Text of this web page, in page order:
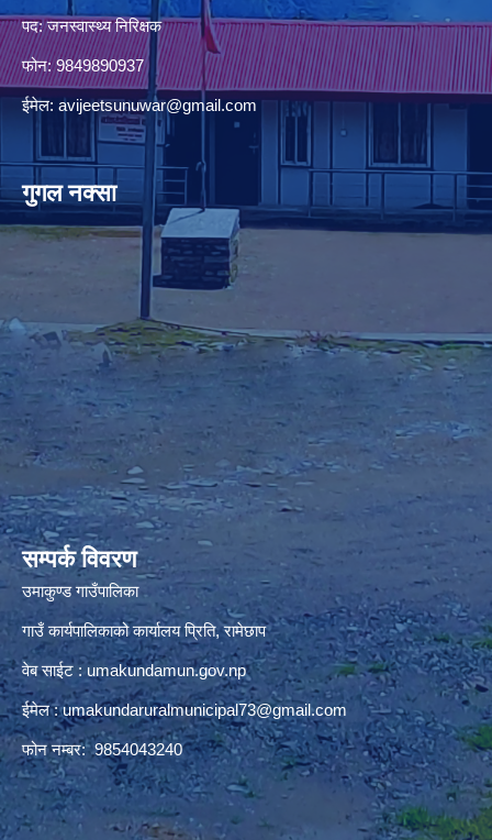
पद: जनस्वास्थ्य निरिक्षक
फोन: 9849890937
ईमेल: avijeetsunuwar@gmail.com
गुगल नक्सा
premium bootstrap themes
सम्पर्क विवरण
उमाकुण्ड गाउँपालिका
गाउँ कार्यपालिकाको कार्यालय प्रिति, रामेछाप
वेब साईट : umakundamun.gov.np
ईमेल :umakundaruralmunicipal73@gmail.com
फोन नम्बर: 9854043240